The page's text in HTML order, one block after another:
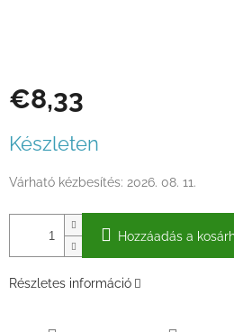
€8,33
Készleten
Várható kézbesítés: 2026. 08. 11.
Hozzáadás a
Részletes információ